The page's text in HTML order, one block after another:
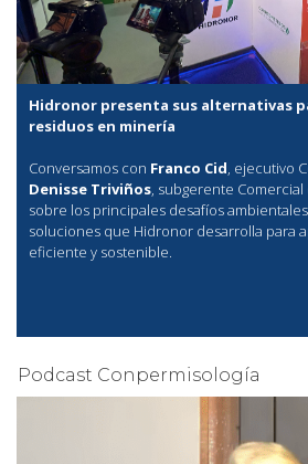
Hidronor presenta sus alternativas
residuos en minería
Conversamos con Franco Cid, ejecutivo
Denisse Triviños, subgerente
sobre los principales desafíos
soluciones que Hidronor desarrolla para
eficiente y sostenible.
Podcast Conpermisología